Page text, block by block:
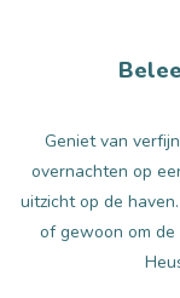
Geniet van
overnachten op
uitzicht op de
of gewoon om